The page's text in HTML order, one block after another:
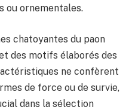
ou ornementales.
chatoyantes du paon
des motifs élaborés des
ne confèrent
de force ou de survie,
dans la sélection